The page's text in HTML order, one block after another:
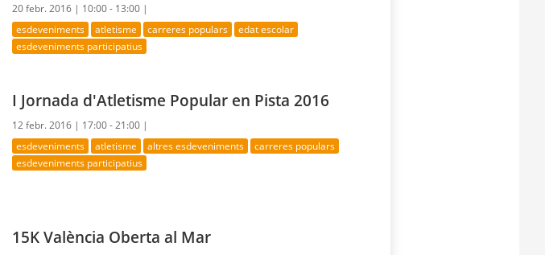
20 febr. 2016 | 10:00 - 13:00 |
esdeveniments atletisme carreres populars
edat escolar
esdeveniments participatius
I Jornada d'Atletisme Popular en Pista 2016
12 febr. 2016 | 17:00 - 21:00 |
esdeveniments atletisme altres esdeveniments
carreres populars
esdeveniments participatius
15K València Oberta al Mar